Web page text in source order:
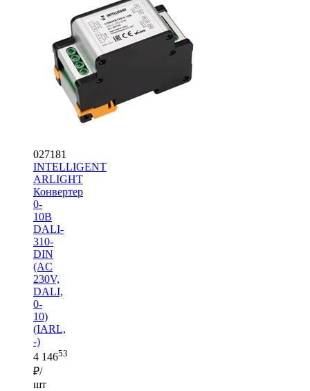
027181
INTELLIGENT
ARLIGHT
Конвертер
0-
10В
DALI-
310-
DIN
(AC
230V,
DALI,
0-
10)
(IARL,
-)
4 14653
₽/
шт